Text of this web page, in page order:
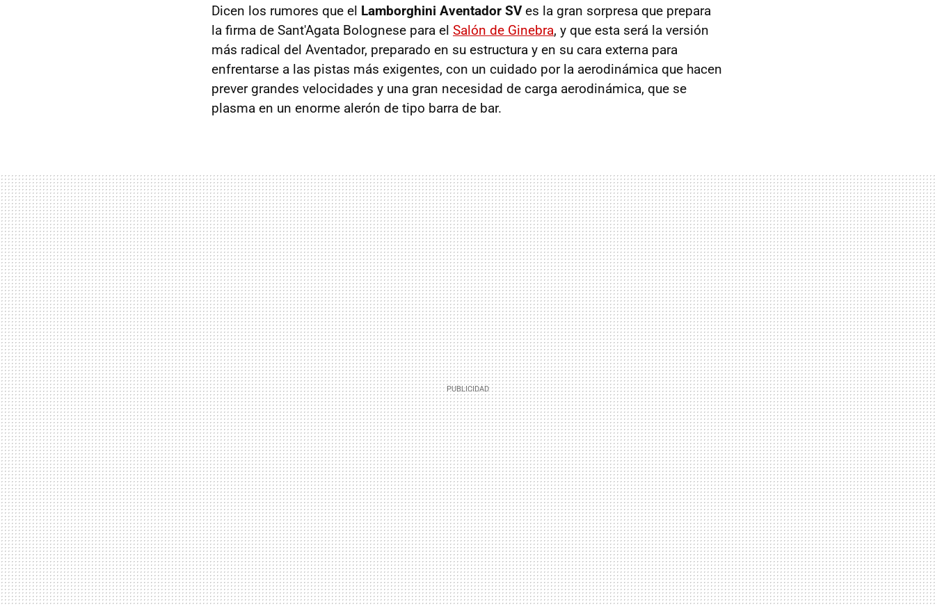
Dicen los rumores que el Lamborghini Aventador SVes la gran sorpresa que prepara
la firma de Sant'Agata Bolognese para el Salón de Ginebra, y que esta será la versión
más radical del Aventador, preparado en su estructura y en su cara externa para
enfrentarse a las pistas más exigentes, con un cuidado por la aerodinámica que hacen
prever grandes velocidades y una gran necesidad de carga aerodinámica, que se
plasma en un enorme alerón de tipo barra de bar.